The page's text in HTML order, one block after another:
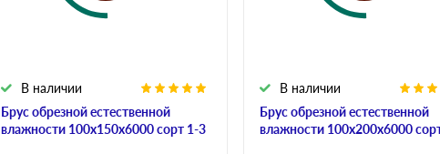
Брус обрезной естественной
влажности 100х150х6000 сорт 1-3
В наличии
Брус обрезной естественной
влажности 100х200х6000
В наличии